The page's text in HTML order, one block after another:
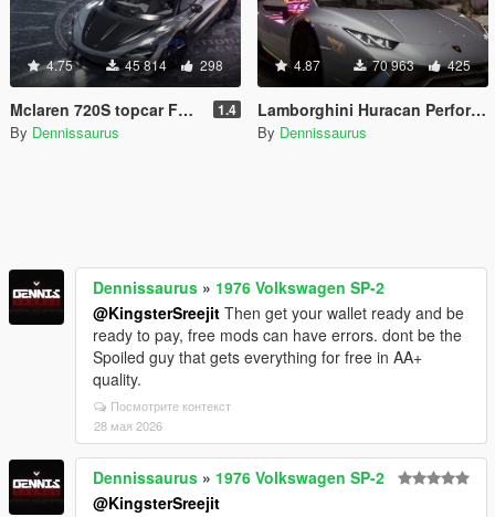
4.75 45 814 298
Mclaren 720S topcar Fury [Add-On] 1.4
By Dennissaurus
4.87 70 963 425
Lamborghini Huracan Performante [Add-On]
By Dennissaurus
Dennissaurus » 1976 Volkswagen SP-2
@KingsterSreejit Then get your wallet ready and be
ready to pay, free mods can have errors. dont be the
Spoiled guy that gets everything for free in AA+
quality.
Посмотрите контекст
28 мая 2026
Dennissaurus » 1976 Volkswagen SP-2
@KingsterSreejit